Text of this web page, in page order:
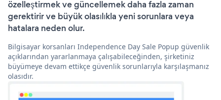
özelleştirmek ve güncellemek daha fazla zaman
gerektirir ve büyük olasılıkla yeni sorunlara veya
hatalara neden olur.
Bilgisayar korsanları Independence Day Sale Popup güvenlik
açıklarından yararlanmaya çalışabileceğinden, şirketiniz
büyümeye devam ettikçe güvenlik sorunlarıyla karşılaşmanız
olasıdır.